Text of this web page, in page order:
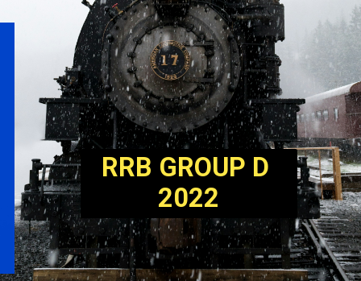
RRB GROUP D
2022